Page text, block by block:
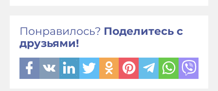
Понравилось? Поделитесь с
друзьями!